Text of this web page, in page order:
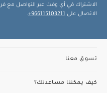
الاشتراك في أي وقت عبر التواصل مع
الاتصال على 966115103211+
.
تسوق معنا
كيف يمكننا مساعدتك؟